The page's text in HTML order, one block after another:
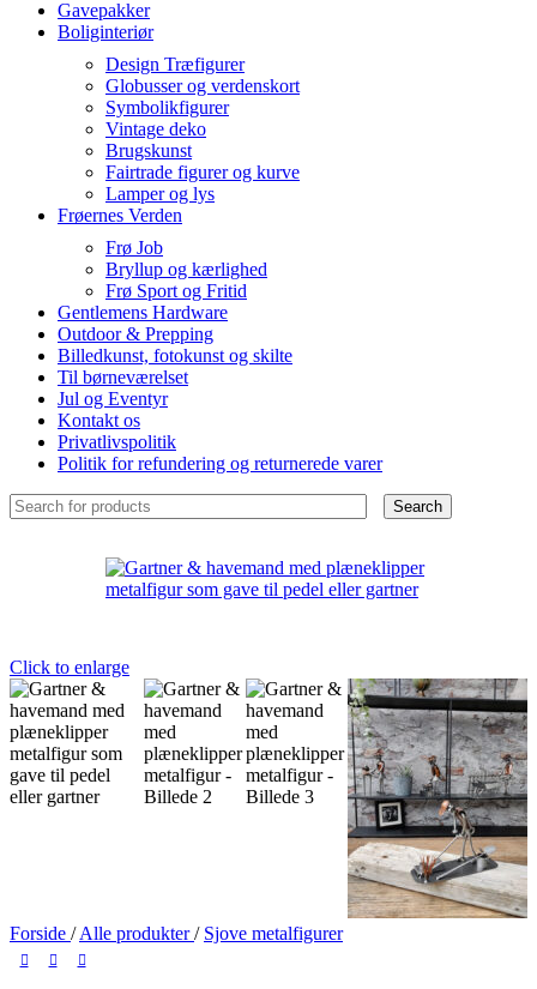
Gavepakker
Boliginteriør
Design Træfigurer
Globusser og verdenskort
Symbolikfigurer
Vintage deko
Brugskunst
Fairtrade figurer og kurve
Lamper og lys
Frøernes Verden
Frø Job
Bryllup og kærlighed
Frø Sport og Fritid
Gentlemens Hardware
Outdoor & Prepping
Billedkunst, fotokunst og skilte
Til børneværelset
Jul og Eventyr
Kontakt os
Privatlivspolitik
Politik for refundering og returnerede varer
Search
Click to enlarge
Forside / Alle produkter/ Sjove metalfigurer